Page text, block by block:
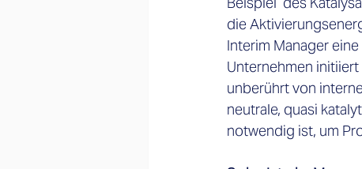
die
Interim Manager
Unternehmen
unberührt von
neutrale, quasi
notwendig ist, um